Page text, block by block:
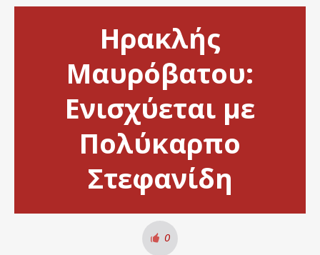
Ηρακλής
Μαυρόβατου:
Ενισχύεται με
Πολύκαρπο
Στεφανίδη
0